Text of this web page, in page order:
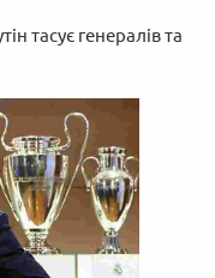
тасує генералів та